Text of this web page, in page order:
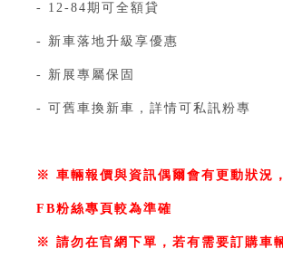
- 12-84期可全額貸⁣⁣⁣⁣⁣⁣⁣⁣⁣
- 新車落地升級享優惠⁣⁣⁣⁣⁣⁣ ⁣⁣⁣
- 新展專屬保固
- 可舊車換新車，詳情可私訊粉專⁣⁣⁣⁣
※ 車輛報價與資訊偶爾會有更動狀況
FB粉絲專頁較為準確
※ 請勿在官網下單，若有需要訂購車